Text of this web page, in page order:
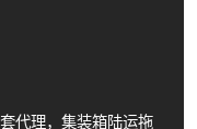
代理，集装箱陆运拖